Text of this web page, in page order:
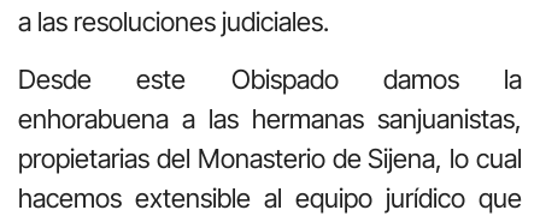
a las resoluciones judiciales.
Desde este Obispado damos la
enhorabuena a las hermanas sanjuanistas,
propietarias del Monasterio de Sijena, lo cual
hacemos extensible al equipo jurídico que